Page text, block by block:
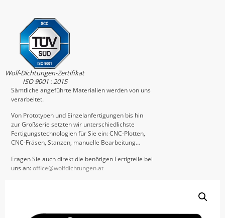
Wolf-Dichtungen-Zertifikat
ISO 9001 : 2015
Sämtliche angeführte Materialien werden von uns
verarbeitet.
Von Prototypen und Einzelanfertigungen bis hin
zur Großserie setzten wir unterschiedlichste
Fertigungstechnologien für Sie ein: CNC-Plotten,
CNC-Fräsen, Stanzen, manuelle Bearbeitung…
Fragen Sie auch direkt die benötigen Fertigteile bei
uns an:office@wolfdichtungen.at